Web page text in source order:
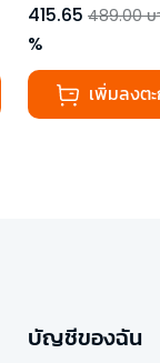
415.65 489.00 บ
%
เพิ่มลงต
บัญชีของฉัน